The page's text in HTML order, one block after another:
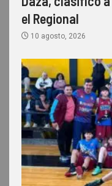
el Regional
10 agosto, 2026